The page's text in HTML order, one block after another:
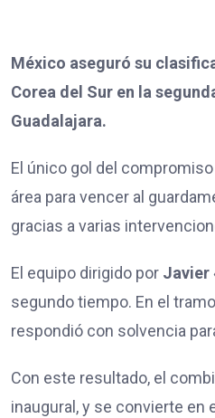
México aseguró su
Corea del Sur en la
Guadalajara.
El único gol del
área para vencer al
gracias a varias
El equipo dirigido por Javier
segundo tiempo. En el
respondió con solvencia
Con este resultado, el
inaugural, y se convierte en